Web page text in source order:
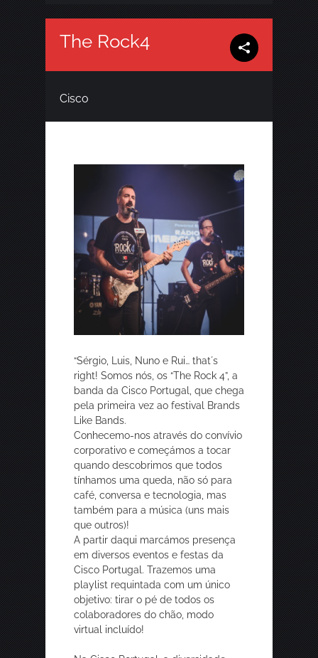
The Rock4
Cisco
“Sérgio, Luis, Nuno e Rui… that´s
right! Somos nós, os “The Rock 4”, a
banda da Cisco Portugal, que chega
pela primeira vez ao festival Brands
Like Bands.
Conhecemo-nos através do convívio
corporativo e começámos a tocar
quando descobrimos que todos
tínhamos uma queda, não só para
café, conversa e tecnologia, mas
também para a música (uns mais
que outros)!
A partir daqui marcámos presença
em diversos eventos e festas da
Cisco Portugal. Trazemos uma
playlist requintada com um único
objetivo: tirar o pé de todos os
colaboradores do chão, modo
virtual incluído!